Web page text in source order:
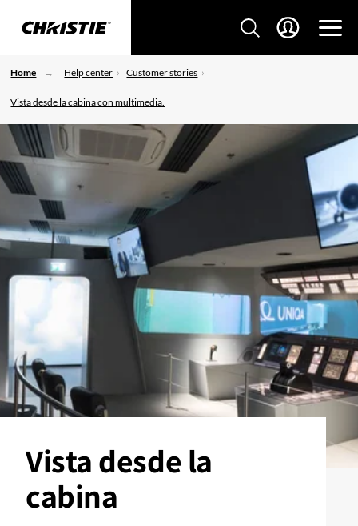
Home Help center Customer stories
Vista desde la cabina con multimedia.
Vista desde la
cabina